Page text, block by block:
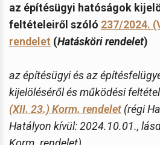
az építésügyi hatóságok
feltételeiről szóló 237/2024.
rendelet (Hatásköri rendelet)
az építésügyi és az
kijelöléséről és működési
(XII. 23.) Korm. rendelet (régi
Hatályon kívül: 2024.10.01.,